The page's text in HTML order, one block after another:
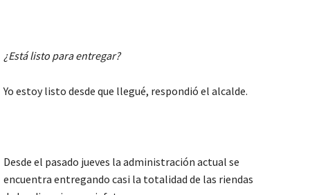
¿Está listo para entregar?
Yo estoy listo desde que llegué, respondió el alcalde.
Desde el pasado jueves la administración actual se
encuentra entregando casi la totalidad de las riendas